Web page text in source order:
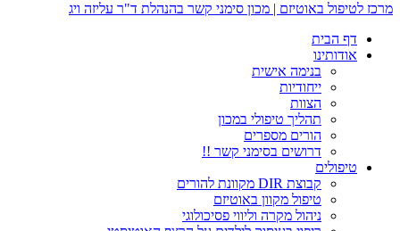
מרכז לטיפול באוטיזם | מכון סימני קשר בהנהלת ד"ר עליזה ויג
דף הבית
אודותינו
בנימה אישית
ייחודיות
הצוות
תהליך טיפולי במכון
הורים מספרים
דרושים בסימני קשר !!
טיפולים
קבוצת DIR מקוונת להורים
טיפול מקוון באוטיזם
ניהול מקרה וליווי פסיכולוגי